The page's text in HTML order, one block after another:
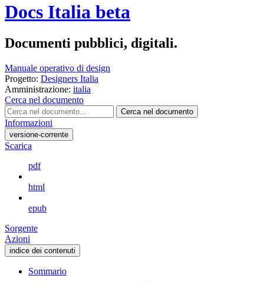
Docs Italia beta
Documenti pubblici, digitali.
Manuale operativo di design
Progetto: Designers Italia
Amministrazione: italia
Cerca nel documento
Cerca nel documento
Informazioni
versione-corrente
Scarica
pdf
html
epub
Sorgente
Azioni
indice dei contenuti
Sommario